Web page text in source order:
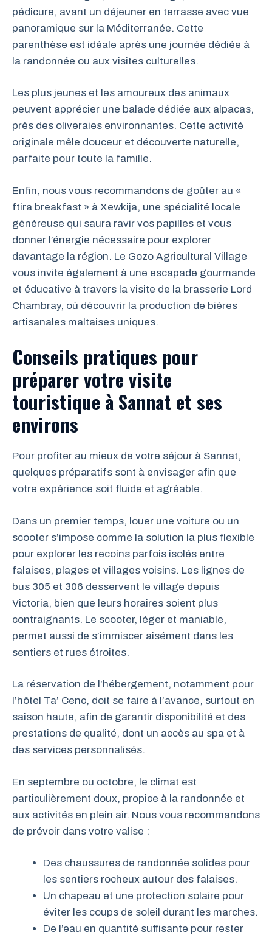
pédicure, avant un déjeuner en terrasse avec vue
panoramique sur la Méditerranée. Cette
parenthèse est idéale après une journée dédiée à
la randonnée ou aux visites culturelles.
Les plus jeunes et les amoureux des animaux
peuvent apprécier une balade dédiée aux alpacas,
près des oliveraies environnantes. Cette activité
originale mêle douceur et découverte naturelle,
parfaite pour toute la famille.
Enfin, nous vous recommandons de goûter au «
ftira breakfast » à Xewkija, une spécialité locale
généreuse qui saura ravir vos papilles et vous
donner l’énergie nécessaire pour explorer
davantage la région. Le Gozo Agricultural Village
vous invite également à une escapade gourmande
et éducative à travers la visite de la brasserie Lord
Chambray, où découvrir la production de bières
artisanales maltaises uniques.
Conseils pratiques pour
préparer votre visite
touristique à Sannat et ses
environs
Pour profiter au mieux de votre séjour à Sannat,
quelques préparatifs sont à envisager afin que
votre expérience soit fluide et agréable.
Dans un premier temps, louer une voiture ou un
scooter s’impose comme la solution la plus flexible
pour explorer les recoins parfois isolés entre
falaises, plages et villages voisins. Les lignes de
bus 305 et 306 desservent le village depuis
Victoria, bien que leurs horaires soient plus
contraignants. Le scooter, léger et maniable,
permet aussi de s’immiscer aisément dans les
sentiers et rues étroites.
La réservation de l’hébergement, notamment pour
l’hôtel Ta’ Cenc, doit se faire à l’avance, surtout en
saison haute, afin de garantir disponibilité et des
prestations de qualité, dont un accès au spa et à
des services personnalisés.
En septembre ou octobre, le climat est
particulièrement doux, propice à la randonnée et
aux activités en plein air. Nous vous recommandons
de prévoir dans votre valise :
Des chaussures de randonnée solides pour
les sentiers rocheux autour des falaises.
Un chapeau et une protection solaire pour
éviter les coups de soleil durant les marches.
De l’eau en quantité suffisante pour rester